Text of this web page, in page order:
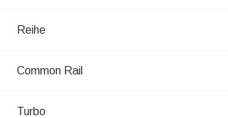
Reihe
Common Rail
Turbo